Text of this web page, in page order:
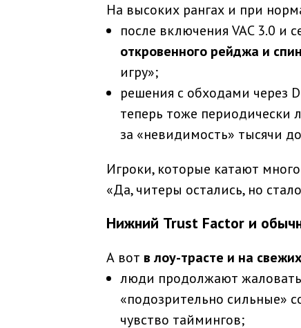
На высоких рангах и при
после включения VAC 3.0 и
откровенного рейджа и
игру»;
решения с обходами через
теперь тоже периодически
за «невидимость» тысячи
Игроки, которые катают
«Да, читеры остались, но
Нижний Trust Factor и
А вот в лоу-трасте и на
люди продолжают
«подозрительно сильные»
чувство таймингов;